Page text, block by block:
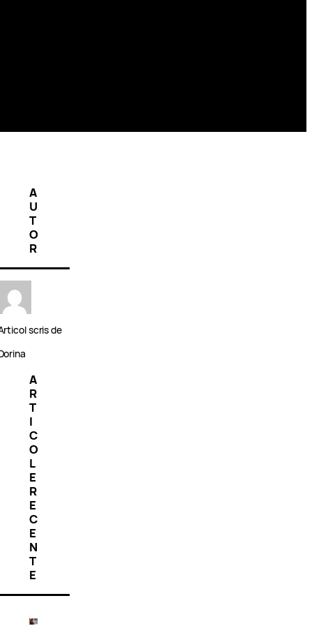
A
U
T
O
R
scris de
A
R
T
I
C
O
L
E
R
E
C
E
N
T
E